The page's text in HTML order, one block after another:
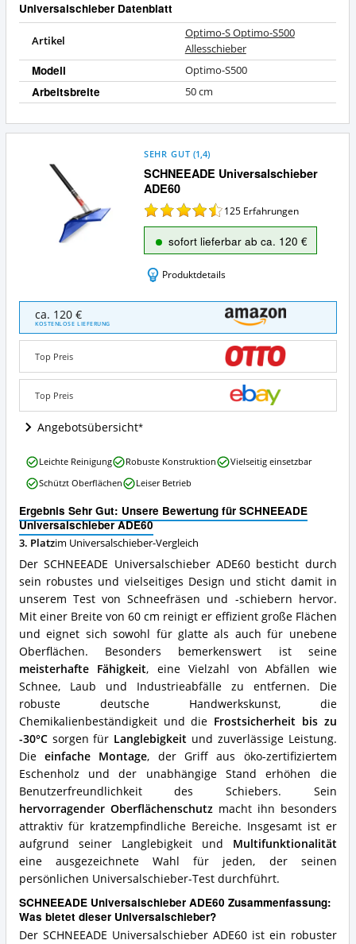
Universalschieber Datenblatt
Artikel
Optimo-S Optimo-S500
Allesschieber
Modell Optimo-S500
Arbeitsbreite 50 cm
SCHNEEADE Universalschieber
ADE60
SEHR GUT (1,4)
125 Erfahrungen
sofort lieferbar ab ca. 120 €
Produktdetails
SCHNEEADE
Universalschieber
ADE60
Angebote:
ist
dieser
Universalschieber
erhältlich?
ca. 120 €
KOSTENLOSE LIEFERUNG
Top Preis
Top Preis
Angebotsübersicht
Ergebnis Sehr Gut: Unsere Bewertung für SCHNEEADE
Universalschieber ADE60
3. Platzim Universalschieber-Vergleich
Der SCHNEEADE Universalschieber ADE60 besticht durch
sein robustes und vielseitiges Design und sticht damit in
unserem Test von Schneefräsen und -schiebern hervor.
Mit einer Breite von 60 cm reinigt er effizient große Flächen
und eignet sich sowohl für glatte als auch für unebene
Oberflächen. Besonders bemerkenswert ist seine
meisterhafte Fähigkeit, eine Vielzahl von Abfällen wie
Schnee, Laub und Industrieabfälle zu entfernen. Die
robuste deutsche Handwerkskunst, die
Chemikalienbeständigkeit und die Frostsicherheit bis zu
-30°Csorgen für Langlebigkeit und zuverlässige Leistung.
Dieeinfache Montage, der Griff aus öko-zertifiziertem
Eschenholz und der unabhängige Stand erhöhen die
Benutzerfreundlichkeit des Schiebers. Sein
hervorragender Oberflächenschutzmacht ihn besonders
attraktiv für kratzempfindliche Bereiche. Insgesamt ist er
aufgrund seiner Langlebigkeit und Multifunktionalität
eine ausgezeichnete Wahl für jeden, der seinen
persönlichen Universalschieber-Test durchführt.
SCHNEEADE Universalschieber ADE60 Zusammenfassung:
Was bietet dieser Universalschieber?
Der SCHNEEADE Universalschieber ADE60 ist ein robuster
SCHNEEADE
Universalschieber
ADE60
Was
spricht
für
diesen
Universalschieber?
Leichte Reinigung Robuste Konstruktion
Vielseitig einsetzbar
Schützt Oberflächen
Leiser Betrieb